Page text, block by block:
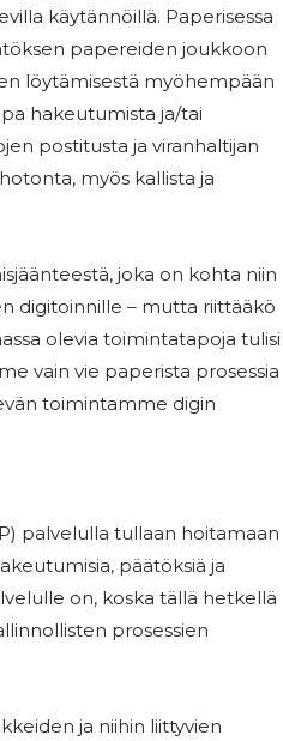
käytännöillä. Paperisessa
papereiden joukkoon
löytämisestä myöhempään
hakeutumista ja/tai
postitusta ja viranhaltijan
myös kallista ja
joka on kohta niin
digitoinnille – mutta riittääkö
olevia toimintatapoja tulisi
vain vie paperista prosessia
toimintamme digin
palvelulla tullaan hoitamaan
päätöksiä ja
on, koska tällä hetkellä
prosessien
ja niihin liittyvien